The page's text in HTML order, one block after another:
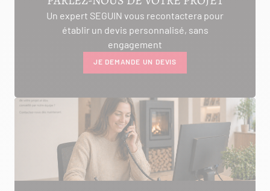
Un expert SEGUIN vous recontactera pour
établir un devis personnalisé, sans
engagement
JE DEMANDE UN DEVIS